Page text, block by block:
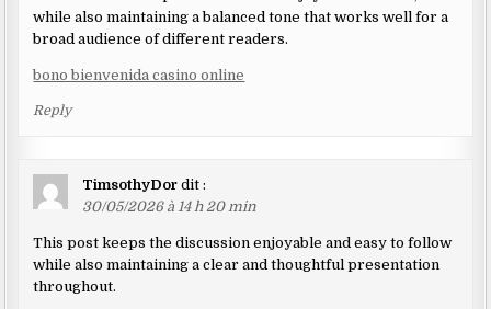
while also maintaining a balanced tone that works well for a
broad audience of different readers.
bono bienvenida casino online
Reply
TimsothyDor dit :
30/05/2026 à 14 h 20 min
This post keeps the discussion enjoyable and easy to follow
while also maintaining a clear and thoughtful presentation
throughout.